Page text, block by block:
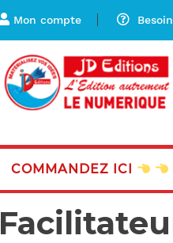
Mon compte
COMMANDEZ ICI